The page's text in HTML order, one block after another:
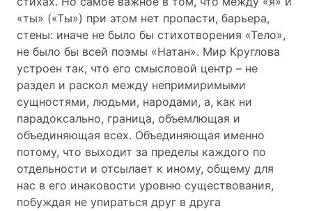
«ты» («Ты») при этом нет пропасти, барьера,
стены: иначе не было бы стихотворения «Тело»,
не было бы всей поэмы «Натан». Мир Круглова
устроен так, что его смысловой центр – не
раздел и раскол между непримиримыми
сущностями, людьми, народами, а, как ни
парадоксально, граница, объемлющая и
объединяющая всех. Объединяющая именно
потому, что выходит за пределы каждого по
отдельности и отсылает к иному, общему для
нас в его инаковости уровню существования,
побуждая не упираться друг в друга